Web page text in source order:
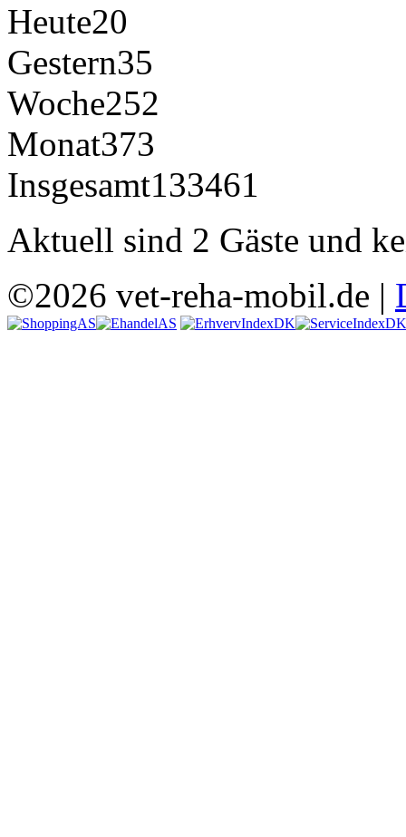
Heute20
Gestern35
Woche252
Monat373
Insgesamt133461
Aktuell sind 2 Gäste und
©2026 vet-reha-mobil.de |